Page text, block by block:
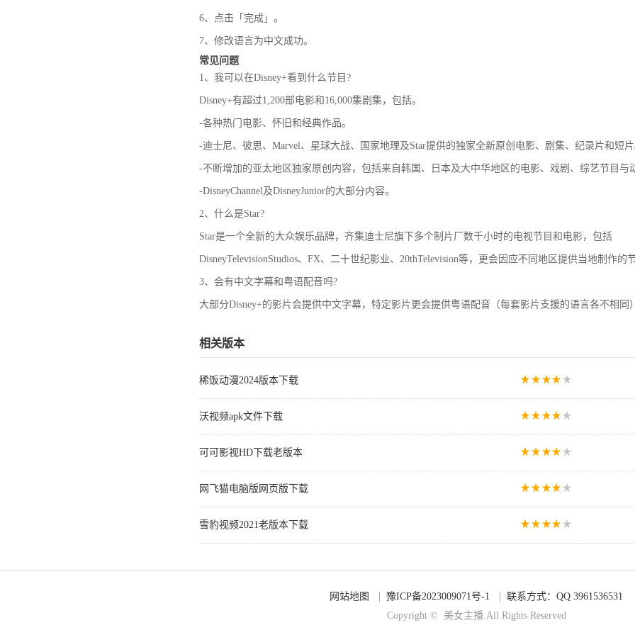
6、点击「完成」。
7、修改语言为中文成功。
常见问题
1、我可以在Disney+看到什么节目?
Disney+有超过1,200部电影和16,000集剧集，包括。
-各种热门电影、怀旧和经典作品。
-迪士尼、彼思、Marvel、星球大战、国家地理及Star提供的独家全新原创电影、剧集、纪录片和短片
-不断增加的亚太地区独家原创内容，包括来自韩国、日本及大中华地区的电影、戏剧、综艺节目与
-DisneyChannel及DisneyJunior的大部分内容。
2、什么是Star?
Star是一个全新的大众娱乐品牌，齐集迪士尼旗下多个制片厂数千小时的电视节目和电影，包括
DisneyTelevisionStudios、FX、二十世纪影业、20thTelevision等，更会因应不同地区提供当地制作的节
3、会有中文字幕和粤语配音吗?
大部分Disney+的影片会提供中文字幕，特定影片更会提供粤语配音（每套影片支援的语言各不相同
相关版本
稀饭动漫2024版本下载
沃视频apk文件下载
可可影视HD下载老版本
网飞猫电脑版网页版下载
雪豹视频2021老版本下载
网站地图 豫ICP备2023009071号-1
联系方式：QQ 3961536531
Copyright © 美女主播.All Rights Reserved